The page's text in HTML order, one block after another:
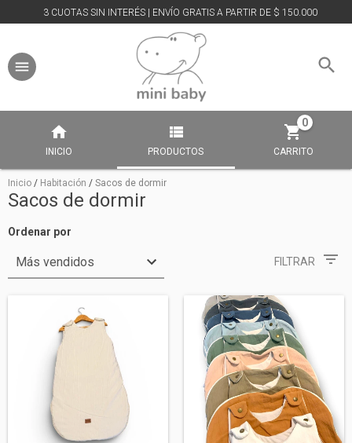
3 CUOTAS SIN INTERÉS | ENVÍO GRATIS A PARTIR DE $ 150.000
INICIO PRODUCTOS CARRITO
0
Inicio / Habitación / Sacos de dormir
Sacos de dormir
Ordenar por
FILTRAR